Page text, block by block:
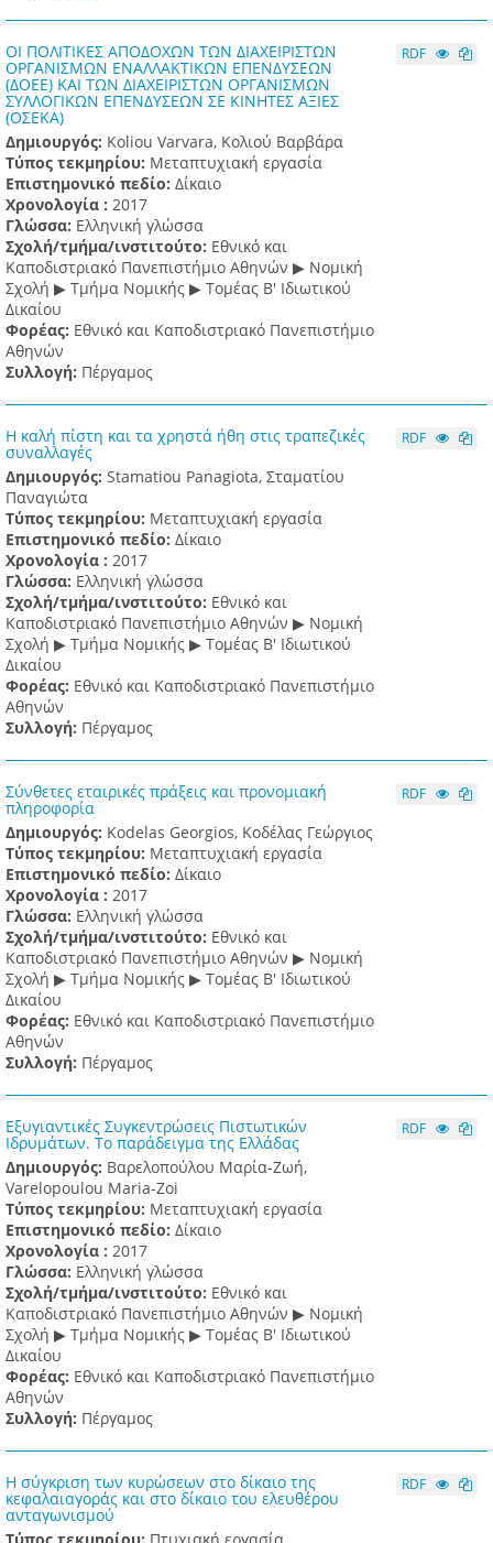
ΟΙ ΠΟΛΙΤΙΚΕΣ ΑΠΟΔΟΧΩΝ ΤΩΝ ΔΙΑΧΕΙΡΙΣΤΩΝ
ΟΡΓΑΝΙΣΜΩΝ ΕΝΑΛΛΑΚΤΙΚΩΝ ΕΠΕΝΔΥΣΕΩΝ
(ΔΟΕΕ) ΚΑΙ ΤΩΝ ΔΙΑΧΕΙΡΙΣΤΩΝ ΟΡΓΑΝΙΣΜΩΝ
ΣΥΛΛΟΓΙΚΩΝ ΕΠΕΝΔΥΣΕΩΝ ΣΕ ΚΙΝΗΤΕΣ ΑΞΙΕΣ
(ΟΣΕΚΑ)
Δημιουργός: Koliou Varvara, Κολιού Βαρβάρα
Τύπος τεκμηρίου: Μεταπτυχιακή εργασία
Επιστημονικό πεδίο: Δίκαιο
Χρονολογία : 2017
Γλώσσα: Ελληνική γλώσσα
Σχολή/τμήμα/ινστιτούτο: Εθνικό και
Καποδιστριακό Πανεπιστήμιο Αθηνών ▶ Νομική
Σχολή ▶ Τμήμα Νομικής ▶ Τομέας Β' Ιδιωτικού
Δικαίου
Φορέας: Εθνικό και Καποδιστριακό Πανεπιστήμιο
Αθηνών
Συλλογή: Πέργαμος
RDF
Η καλή πίστη και τα χρηστά ήθη στις τραπεζικές
συναλλαγές
Δημιουργός: Stamatiou Panagiota, Σταματίου
Παναγιώτα
Τύπος τεκμηρίου: Μεταπτυχιακή εργασία
Επιστημονικό πεδίο: Δίκαιο
Χρονολογία : 2017
Γλώσσα: Ελληνική γλώσσα
Σχολή/τμήμα/ινστιτούτο: Εθνικό και
Καποδιστριακό Πανεπιστήμιο Αθηνών ▶ Νομική
Σχολή ▶ Τμήμα Νομικής ▶ Τομέας Β' Ιδιωτικού
Δικαίου
Φορέας: Εθνικό και Καποδιστριακό Πανεπιστήμιο
Αθηνών
Συλλογή: Πέργαμος
RDF
Σύνθετες εταιρικές πράξεις και προνομιακή
πληροφορία
Δημιουργός: Kodelas Georgios, Κοδέλας Γεώργιος
Τύπος τεκμηρίου: Μεταπτυχιακή εργασία
Επιστημονικό πεδίο: Δίκαιο
Χρονολογία : 2017
Γλώσσα: Ελληνική γλώσσα
Σχολή/τμήμα/ινστιτούτο: Εθνικό και
Καποδιστριακό Πανεπιστήμιο Αθηνών ▶ Νομική
Σχολή ▶ Τμήμα Νομικής ▶ Τομέας Β' Ιδιωτικού
Δικαίου
Φορέας: Εθνικό και Καποδιστριακό Πανεπιστήμιο
Αθηνών
Συλλογή: Πέργαμος
RDF
Εξυγιαντικές Συγκεντρώσεις Πιστωτικών
Ιδρυμάτων. Το παράδειγμα της Ελλάδας
Δημιουργός: Βαρελοπούλου Μαρία-Ζωή,
Varelopoulou Maria-Zoi
Τύπος τεκμηρίου: Μεταπτυχιακή εργασία
Επιστημονικό πεδίο: Δίκαιο
Χρονολογία : 2017
Γλώσσα: Ελληνική γλώσσα
Σχολή/τμήμα/ινστιτούτο: Εθνικό και
Καποδιστριακό Πανεπιστήμιο Αθηνών ▶ Νομική
Σχολή ▶ Τμήμα Νομικής ▶ Τομέας Β' Ιδιωτικού
Δικαίου
Φορέας: Εθνικό και Καποδιστριακό Πανεπιστήμιο
Αθηνών
Συλλογή: Πέργαμος
RDF
Η σύγκριση των κυρώσεων στο δίκαιο της
κεφαλαιαγοράς και στο δίκαιο του ελευθέρου
ανταγωνισμού
RDF